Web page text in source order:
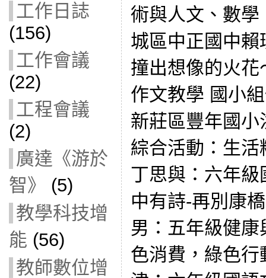
工作日誌
(156)
工作會議
(22)
工程會議
(2)
廣達《游於
智》
(5)
教學科技增
能 (56)
教師數位增
術與人文、數
城區中正國中
撞出想像的火
作文教學 國小
新莊區豐年國
綜合活動：生
丁思與：六年
中有詩-再別康
男：五年級健
色消費，綠色